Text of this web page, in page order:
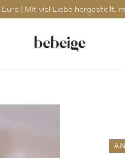
| Mit viel Liebe hergestellt,